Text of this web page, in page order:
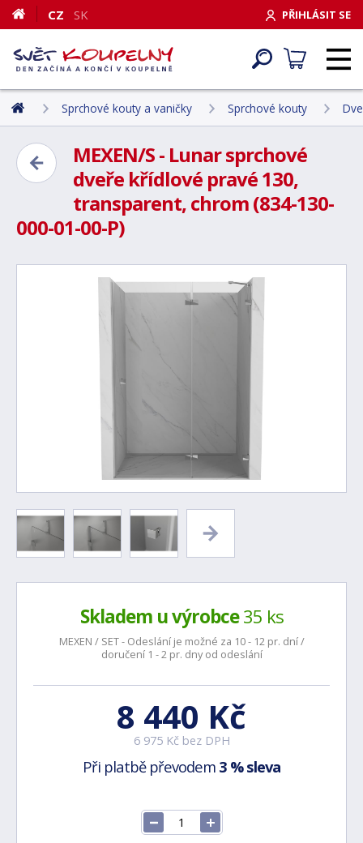
PŘIHLÁSIT SE
CZ SK
Sprchové kouty a vaničky Sprchové kouty
MEXEN/S - Lunar sprchové
dveře křídlové pravé 130,
transparent, chrom (834-130-
000-01-00-P)
Skladem u výrobce35 ks
MEXEN / SET - Odeslání je možné za 10 - 12 pr. dní /
doručení 1 - 2 pr. dny od odeslání
8 440 Kč
6 975 Kč bez DPH
Při platbě převodem 3 % sleva